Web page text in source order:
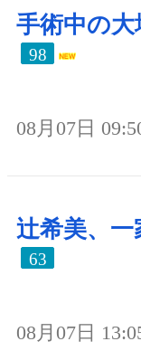
手術中の
98
08月07日
辻希美、
63
08月07日